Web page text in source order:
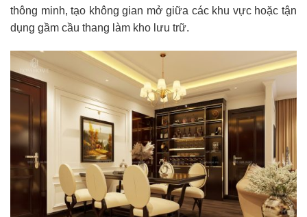
thông minh, tạo không gian mở giữa các khu vực hoặc tận
dụng gầm cầu thang làm kho lưu trữ.